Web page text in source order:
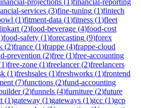
services (3)fine-tuning (1)fintech
(1)fitment-data (1)fitness (1)fleet
(2)food-beverage (4)food-cost
)food-safety (1)forecasting (9)forex
(2)france (1)frappe (4)frappe-cloud
prevention (2)free (1)free-accounting
1)free-zone (1)freelancer(2)freelancers
(1)freshsales (1)freshworks (1)frontend
(7)functions (2)fund-accounting
(2)funnels (4)furniture (2)future
(1)gateway (1)gateways (1)gcc (1)gcp